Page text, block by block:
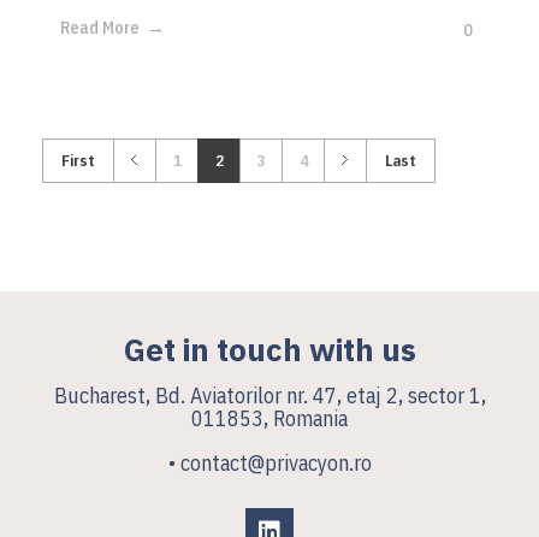
Read More 0
First 1 2 3 4 Last
Get in touch with us
Bucharest, Bd. Aviatorilor nr. 47, etaj 2, sector 1,
011853, Romania
• contact@privacyon.ro